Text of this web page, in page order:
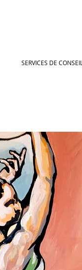
SERVICES DE CONSEIL